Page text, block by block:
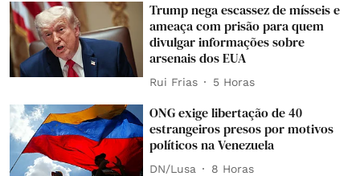
Trump nega escassez de mísseis e
ameaça com prisão para quem
divulgar informações sobre
arsenais dos EUA
Rui Frias 5 Horas
ONG exige libertação de 40
estrangeiros presos por motivos
políticos na Venezuela
DN/Lusa 8 Horas